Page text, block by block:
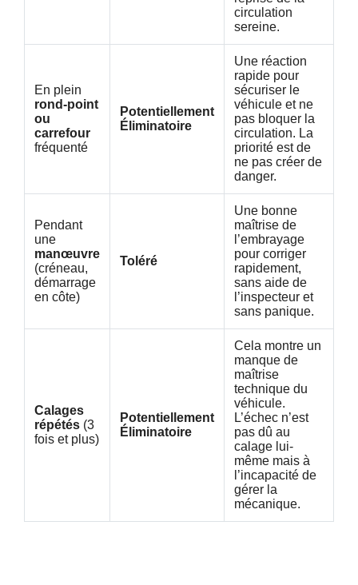
circulation
sereine.
En plein
rond-point
ou
carrefour
fréquenté
Potentiellement
Éliminatoire
Une réaction
rapide pour
sécuriser le
véhicule et ne
pas bloquer la
circulation. La
priorité est de
ne pas créer de
danger.
Pendant
une
manœuvre
(créneau,
démarrage
en côte)
Toléré
Une bonne
maîtrise de
l’embrayage
pour corriger
rapidement,
sans aide de
l’inspecteur et
sans panique.
Calages
répétés (3
fois et plus)
Potentiellement
Éliminatoire
Cela montre un
manque de
maîtrise
technique du
véhicule.
L’échec n’est
pas dû au
calage lui-
même mais à
l’incapacité de
gérer la
mécanique.